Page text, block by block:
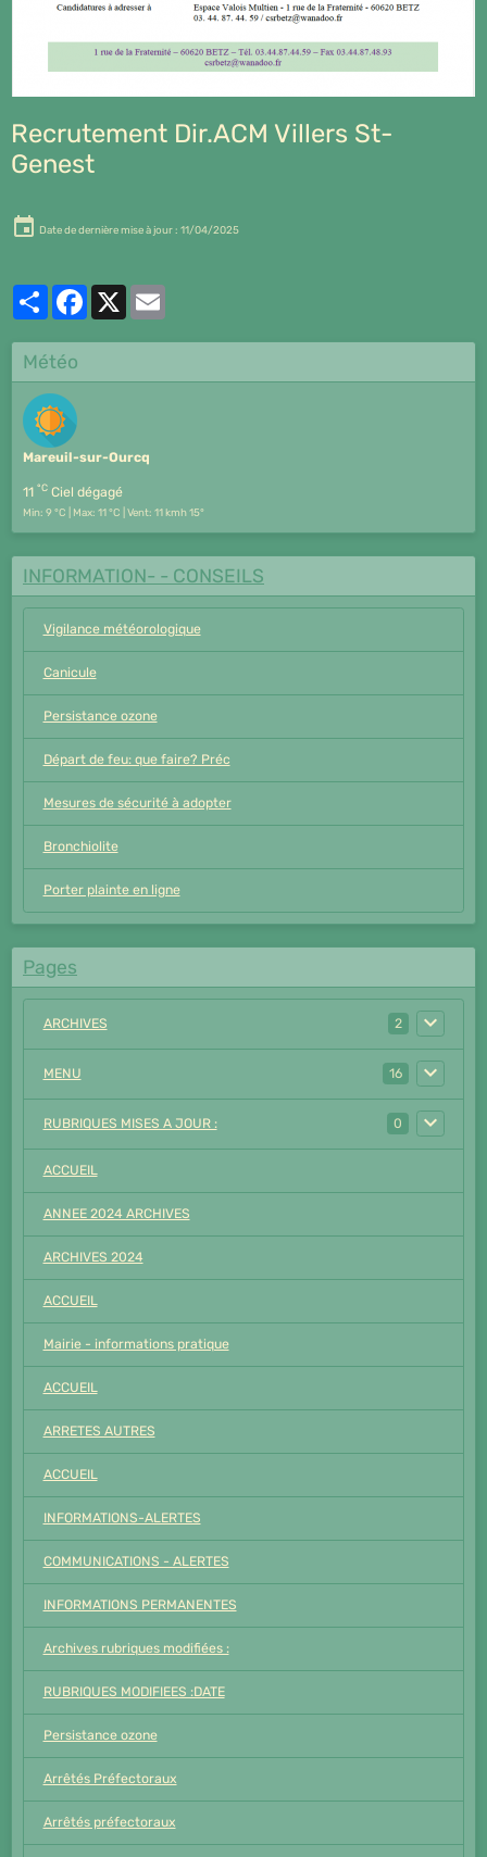
Recrutement Dir.ACM Villers St-
Genest
Date de dernière mise à jour : 11/04/2025
PartagerFacebook
Météo
Mareuil-sur-Ourcq
11 °C Ciel dégagé
Min: 9 °C | Max: 11 °C | Vent: 11 kmh 15°
INFORMATION- - CONSEILS
Vigilance météorologique
Canicule
Persistance ozone
Départ de feu: que faire? Préc
Mesures de sécurité à adopter
Bronchiolite
Porter plainte en ligne
Pages
ARCHIVES 2
MENU 16
RUBRIQUES MISES A JOUR : 0
ACCUEIL
ANNEE 2024 ARCHIVES
ARCHIVES 2024
ACCUEIL
Mairie - informations pratique
ACCUEIL
ARRETES AUTRES
ACCUEIL
INFORMATIONS-ALERTES
COMMUNICATIONS - ALERTES
INFORMATIONS PERMANENTES
Archives rubriques modifiées :
RUBRIQUES MODIFIEES :DATE
Persistance ozone
Arrêtés Préfectoraux
Arrêtés préfectoraux